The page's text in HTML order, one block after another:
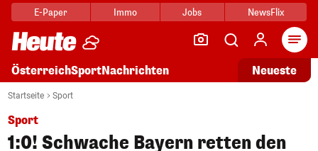
E-Paper Immo Jobs NewsFlix
ÖsterreichSportNachrichten Neueste
Startseite Sport
Sport
1:0! Schwache Bayern retten den